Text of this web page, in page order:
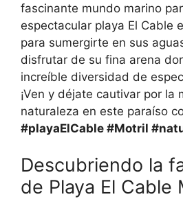
fascinante mundo marino
espectacular playa El Cable
para sumergirte en sus
disfrutar de su fina arena
increíble diversidad de
¡Ven y déjate cautivar por la
naturaleza en este paraíso
#playaElCable #Motril
Descubriendo la
de Playa El Cable